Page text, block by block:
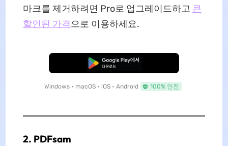
마크를 제거하려면 Pro로 업그레이드하고 큰
할인된 가격으로 이용하세요.
무료로 다운로드
Windows • macOS • iOS • Android 100% 안전
2. PDFsam